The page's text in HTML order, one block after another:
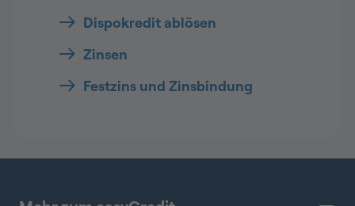
Dispokredit ablösen
Zinsen
Festzins und Zinsbindung